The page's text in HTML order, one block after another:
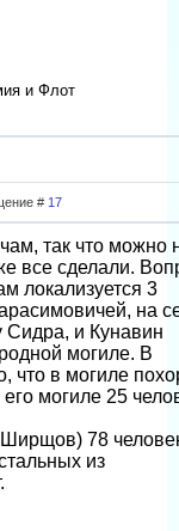
и Флот
# 17
так что можно
все сделали.
локализуется 3
на
Сидра, и Кунавин
могиле. В
что в могиле
могиле 25
78
из